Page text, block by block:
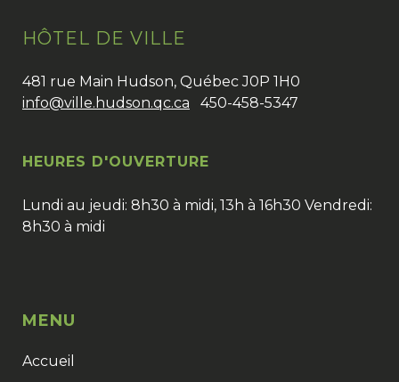
HÔTEL DE VILLE
481 rue Main Hudson, Québec J0P 1H0
info@ville.hudson.qc.ca 450-458-5347
HEURES D'OUVERTURE
Lundi au jeudi: 8h30 à midi, 13h à 16h30 Vendredi:
8h30 à midi
MENU
Accueil